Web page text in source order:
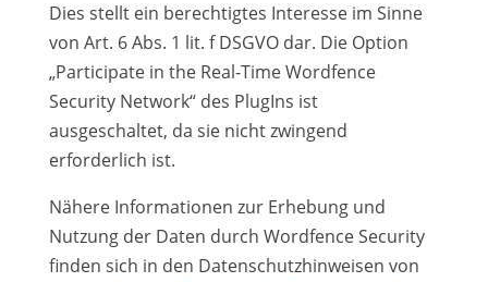
Dies stellt ein berechtigtes Interesse im Sinne
von Art. 6 Abs. 1 lit. f DSGVO dar. Die Option
„Participate in the Real-Time Wordfence
Security Network“ des PlugIns ist
ausgeschaltet, da sie nicht zwingend
erforderlich ist.
Nähere Informationen zur Erhebung und
Nutzung der Daten durch Wordfence Security
finden sich in den Datenschutzhinweisen von